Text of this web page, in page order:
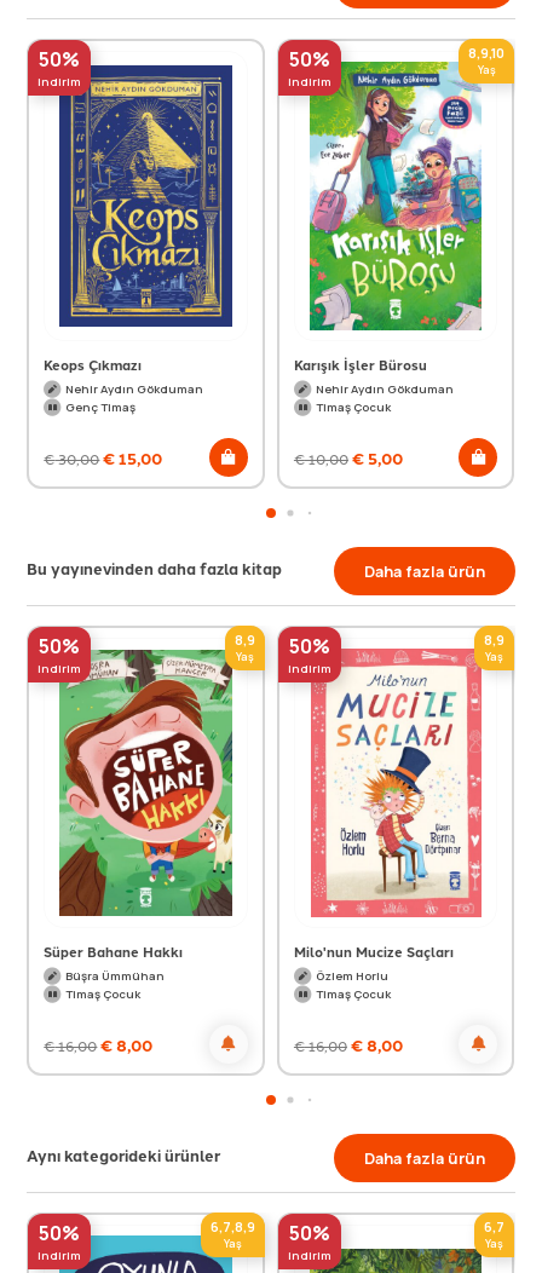
50%
indirim
Keops Çıkmazı
Nehir Aydın Gökduman
Genç Timaş
€30,00€15,00
50%
indirim
8,9,10
Yaş
Karışık İşler Bürosu
Nehir Aydın Gökduman
Timaş Çocuk
€10,00€5,00
Bu yayınevinden daha fazla kitap Daha fazla ürün
50%
indirim
8,9
Yaş
Süper Bahane Hakkı
Büşra Ümmühan
Timaş Çocuk
€16,00€8,00
50%
indirim
8,9
Yaş
Milo'nun Mucize Saçları
Özlem Horlu
Timaş Çocuk
€16,00€8,00
Aynı kategorideki ürünler Daha fazla ürün
50%
indirim
6,7,8,9
Yaş 50%
indirim
6,7
Yaş